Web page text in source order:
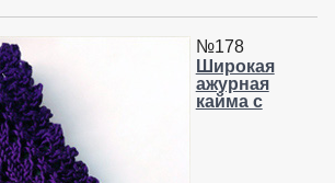
№178
Широкая
ажурная
кайма с